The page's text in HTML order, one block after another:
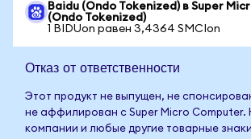
Baidu (Ondo Tokenized) в Super
(Ondo Tokenized)
1 BIDUon равен 3,4364 SMCIon
Отказ от ответственности
Этот продукт не выпущен, не
не аффилирован с Super Micro Computer.
компании и любые другие товарные